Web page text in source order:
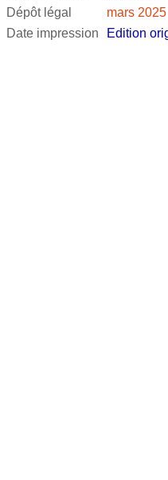
Dépôt légal
mars 2025
Date impression
Edition